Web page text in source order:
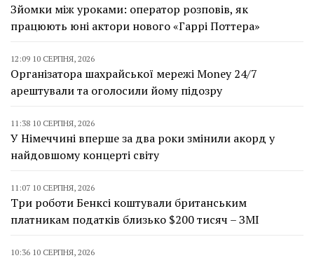
Зйомки між уроками: оператор розповів, як
працюють юні актори нового «Гаррі Поттера»
12:09 10 СЕРПНЯ, 2026
Організатора шахрайської мережі Money 24/7
арештували та оголосили йому підозру
11:38 10 СЕРПНЯ, 2026
У Німеччині вперше за два роки змінили акорд у
найдовшому концерті світу
11:07 10 СЕРПНЯ, 2026
Три роботи Бенксі коштували британським
платникам податків близько $200 тисяч – ЗМІ
10:36 10 СЕРПНЯ, 2026